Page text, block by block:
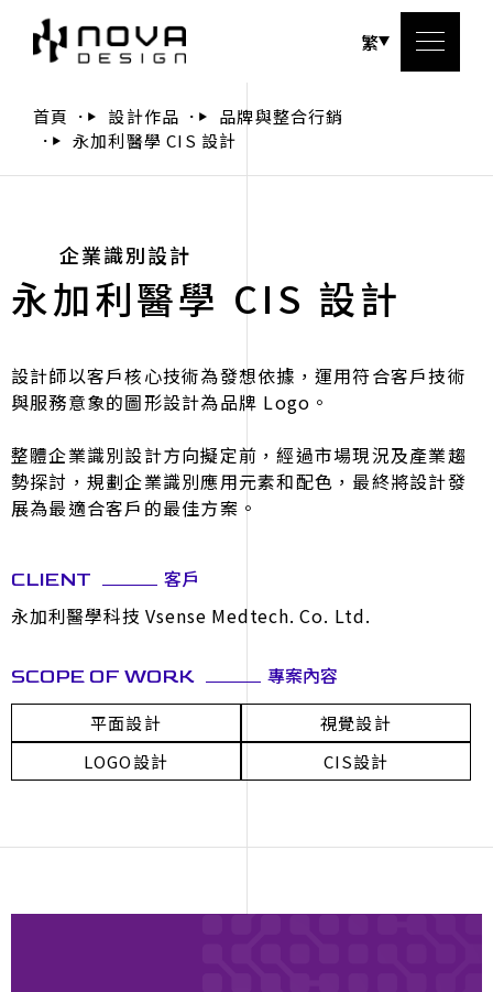
繁
首頁 設計作品
品牌與整合行銷
永加利醫學 CIS 設計
企業識別設計
永加利醫學 CIS 設計
設計師以客戶核心技術為發想依據，運用符合客戶技術
與服務意象的圖形設計為品牌 Logo。
整體企業識別設計方向擬定前，經過市場現況及產業趨
勢探討，規劃企業識別應用元素和配色，最終將設計發
展為最適合客戶的最佳方案。
CLIENT
客戶
永加利醫學科技 Vsense Medtech. Co. Ltd.
SCOPE OF WORK 專案內容
平面設計
視覺設計
LOGO設計
CIS設計